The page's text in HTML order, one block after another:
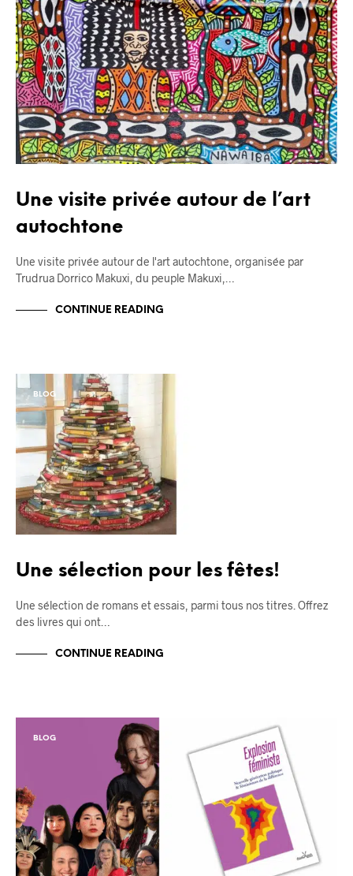
Une visite privée autour de l’art
autochtone
Une visite privée autour de l'art autochtone, organisée par
Trudrua Dorrico Makuxi, du peuple Makuxi,…
CONTINUE READING
BLOG
Une sélection pour les fêtes!
Une sélection de romans et essais, parmi tous nos titres. Offrez
des livres qui ont…
CONTINUE READING
BLOG